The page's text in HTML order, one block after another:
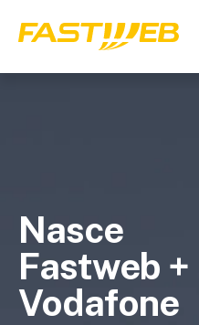
Nasce
Fastweb +
Vodafone